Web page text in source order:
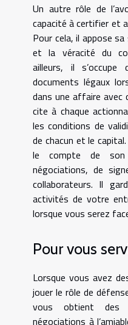
Un autre rôle de
capacité à certifier et
Pour cela, il appose
et la véracité du
ailleurs, il
documents légaux
dans une affaire avec
cite à chaque
les conditions de
de chacun et le
le compte de son
négociations, de
collaborateurs. Il
activités de votre
lorsque vous serez
Pour vous
Lorsque vous avez
jouer le rôle de
vous obtient des
négociations à